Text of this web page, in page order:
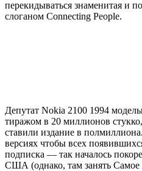
перекидываться знаменитая и
слоганом Connecting People.
Депутат Nokia 2100 1994
тиражом в 20 миллионов
ставили издание в
версиях чтобы всех
подписка — так началось
США (однако, там занять